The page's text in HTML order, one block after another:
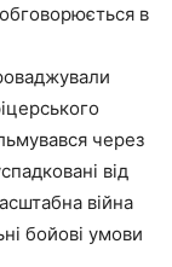
в
через
від
війна
бойові умови